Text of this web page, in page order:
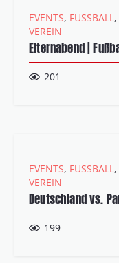
EVENTS, FUSSBALL,
VEREIN
Elternabend |
201
EVENTS, FUSSBALL,
VEREIN
Deutschland vs.
199